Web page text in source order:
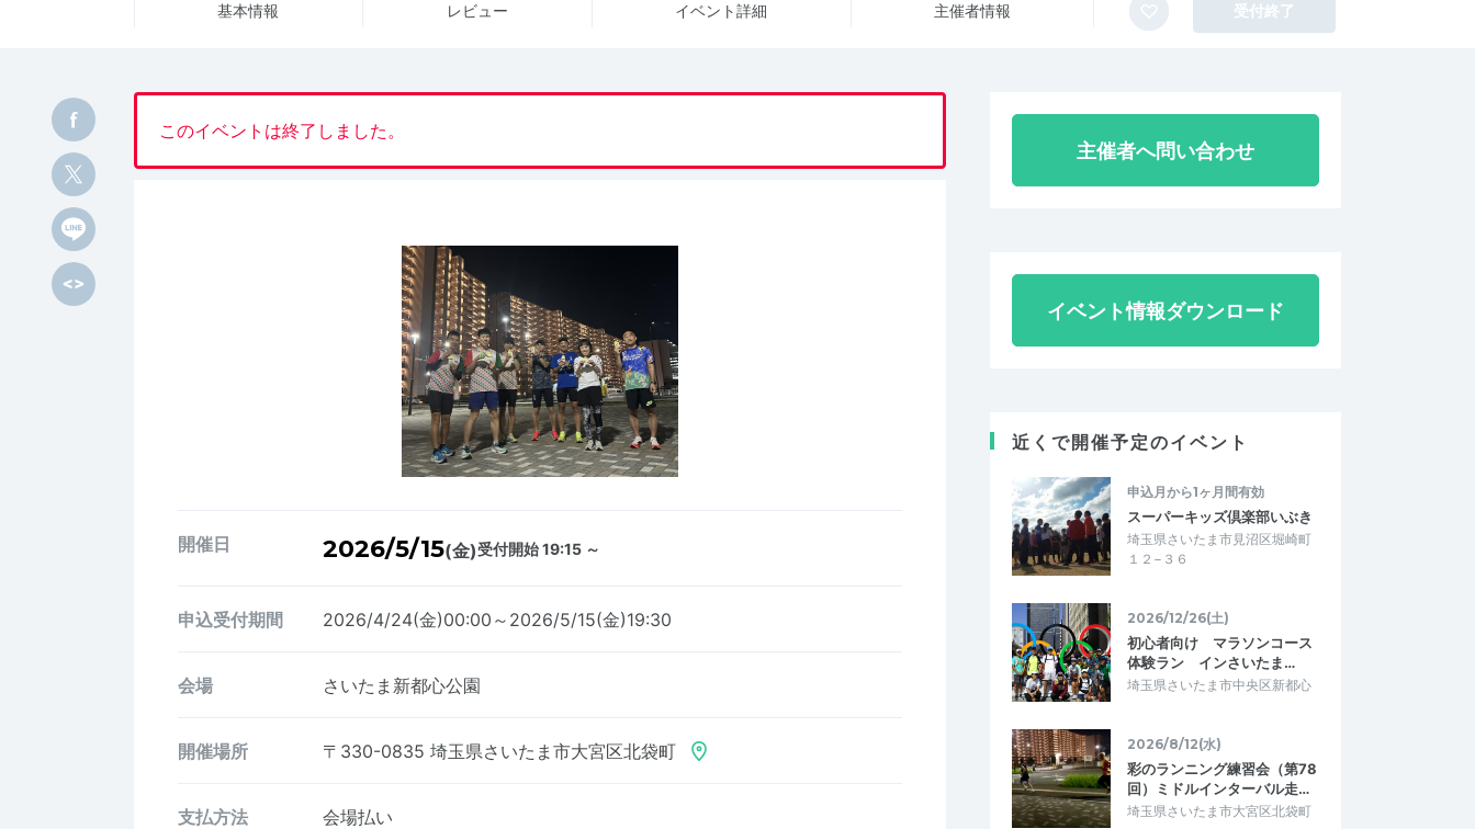
基本情報 レビュー イベント詳細 主催者情報 受付終了
このイベントは終了しました。
開催日 2026/5/15(金)受付開始 19:15 ～
申込受付期間 2026/4/24(金)00:00～2026/5/15(金)19:30
会場 さいたま新都心公園
開催場所 〒330-0835 埼玉県さいたま市大宮区北袋町
支払方法 会場払い
主催者へ問い合わせ
イベント情報ダウンロード
近くで開催予定のイベント
申込月から1ヶ月間有効
スーパーキッズ倶楽部いぶき
埼玉県さいたま市見沼区堀崎町
１２−３６
2026/12/26(土)
初心者向け マラソンコース
体験ラン インさいたま…
埼玉県さいたま市中央区新都心
2026/8/12(水)
彩のランニング練習会（第78
回）ミドルインターバル走…
埼玉県さいたま市大宮区北袋町